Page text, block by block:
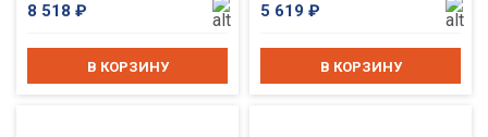
8 518 ₽
В КОРЗИНУ
5 619 ₽
В КОРЗИНУ